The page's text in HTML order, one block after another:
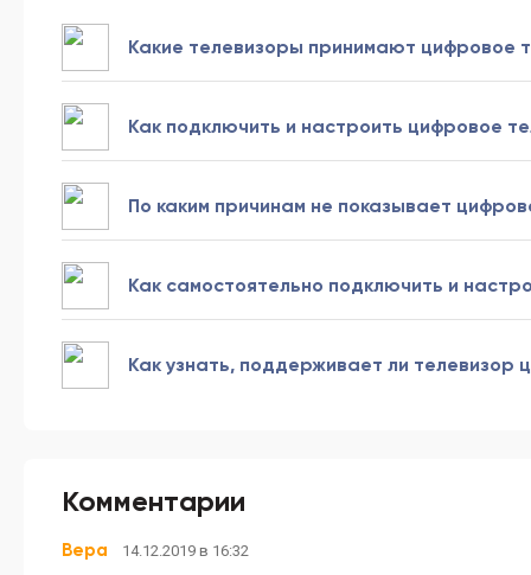
Какие телевизоры принимают цифровое
Как подключить и настроить цифровое
По каким причинам не показывает
Как самостоятельно подключить и
Как узнать, поддерживает ли телевизор
Комментарии
Вера 14.12.2019 в 16:32